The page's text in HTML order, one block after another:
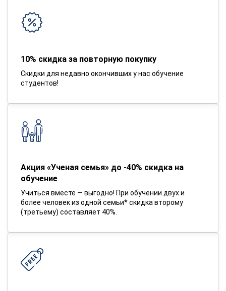
10% скидка за повторную покупку
Скидки для недавно окончивших у нас обучение
студентов!
Акция «Ученая семья» до -40% скидка на
обучение
Учиться вместе — выгодно! При обучении двух и
более человек из одной семьи* скидка второму
(третьему) составляет 40%.